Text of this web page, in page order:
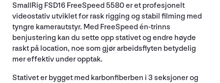
SmallRig FSD16 FreeSpeed 5580 er et profesjonelt
videostativ utviklet for rask rigging og stabil filming med
tyngre kamerautstyr. Med FreeSpeed én-trinns
benjustering kan du sette opp stativet og endre høyde
raskt på location, noe som gjør arbeidsflyten betydelig
mer effektiv under opptak.
Stativet er bygget med karbonfiberben i 3 seksjoner og